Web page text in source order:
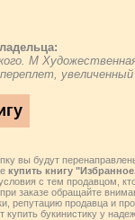
М
вы будут
купить книгу
с тем продавцом,
заказе обращайте
репутацию продавца и
купить букинистику у